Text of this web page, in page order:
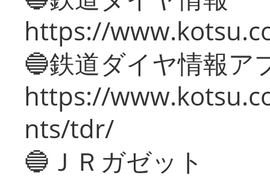
https://
🔵鉄道ダイヤ情報ア
https://
nts/tdr/
🔵ＪＲガゼット